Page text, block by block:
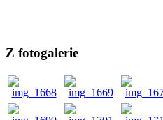
Z fotogalerie